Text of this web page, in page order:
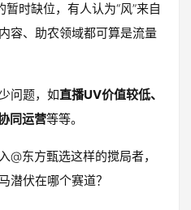
时缺位，有人认为“风”来自
容、助农领域都可算是流量
问题，如直播UV价值较低、
同运营等等。
@东方甄选这样的搅局者，
潜伏在哪个赛道？